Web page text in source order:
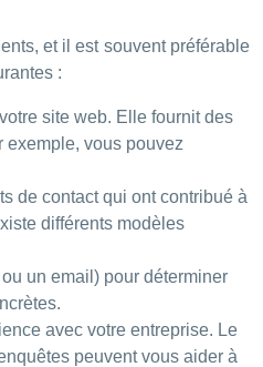
et il est souvent préférable
:
site web. Elle fournit des
exemple, vous pouvez
de contact qui ont contribué à
différents modèles
un email) pour déterminer
avec votre entreprise. Le
peuvent vous aider à